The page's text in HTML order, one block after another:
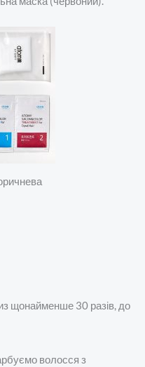
щонайменше 30 разів, до
волосся з